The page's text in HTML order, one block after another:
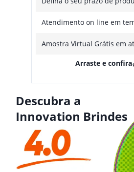
Atendimento on line em
Amostra Virtual Grátis em
Arraste e confira
Descubra a
Innovation Brindes